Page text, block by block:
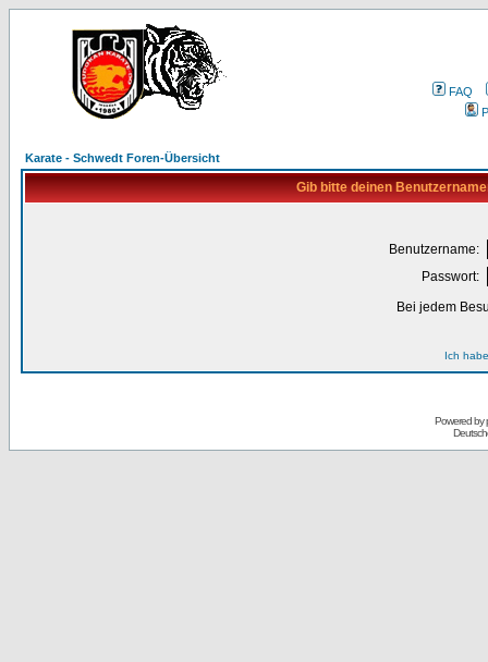
FAQ
Karate - Schwedt Foren-Übersicht
Gib bitte deinen
Benutzername:
Passwort:
Bei jedem
Ich
Powered by